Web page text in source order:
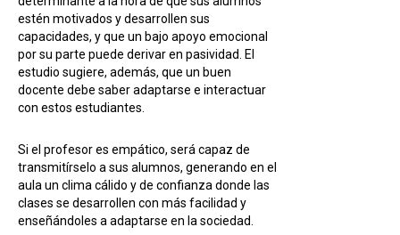
estén motivados y desarrollen sus
capacidades, y que un bajo apoyo emocional
por su parte puede derivar en pasividad. El
estudio sugiere, además, que un buen
docente debe saber adaptarse e interactuar
con estos estudiantes.
Si el profesor es empático, será capaz de
transmitírselo a sus alumnos, generando en el
aula un clima cálido y de confianza donde las
clases se desarrollen con más facilidad y
enseñándoles a adaptarse en la sociedad.